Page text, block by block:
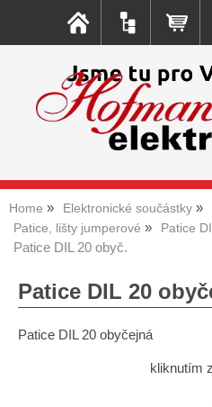
Home Elektronické součástky
Patice, lišty jumperové
Patice
Patice DIL 20 obyč.
Patice DIL 20
Patice DIL 20 obyčejná
kliknutím